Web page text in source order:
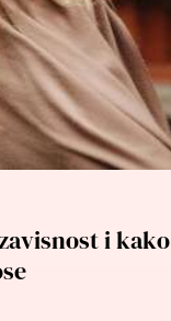
i kako